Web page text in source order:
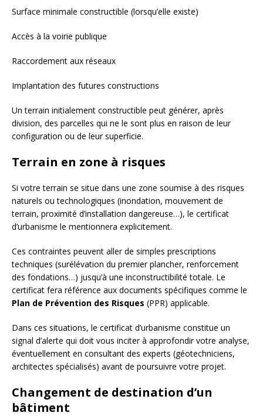
Surface minimale constructible (lorsqu’elle existe)
Accès à la voirie publique
Raccordement aux réseaux
Implantation des futures constructions
Un terrain initialement constructible peut générer, après
division, des parcelles qui ne le sont plus en raison de leur
configuration ou de leur superficie.
Terrain en zone à risques
Si votre terrain se situe dans une zone soumise à des risques
naturels ou technologiques (inondation, mouvement de
terrain, proximité d’installation dangereuse…), le certificat
d’urbanisme le mentionnera explicitement.
Ces contraintes peuvent aller de simples prescriptions
techniques (surélévation du premier plancher, renforcement
des fondations…) jusqu’à une inconstructibilité totale. Le
certificat fera référence aux documents spécifiques comme le
Plan de Prévention des Risques (PPR) applicable.
Dans ces situations, le certificat d’urbanisme constitue un
signal d’alerte qui doit vous inciter à approfondir votre analyse,
éventuellement en consultant des experts (géotechniciens,
architectes spécialisés) avant de poursuivre votre projet.
Changement de destination d’un
bâtiment